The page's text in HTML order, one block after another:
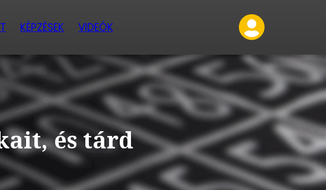
KÉPZÉSEK VIDEÓK
és tárd